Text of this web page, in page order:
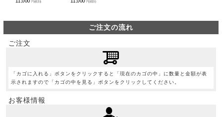
円(税別) 円(税別)
ご注文の流れ
ご注文
「カゴに入れる」ボタンをクリックすると「現在のカゴの中」に数量と金額が表
示されますので「カゴの中を見る」ボタンをクリックしてください。
お客様情報